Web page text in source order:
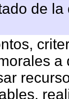
de